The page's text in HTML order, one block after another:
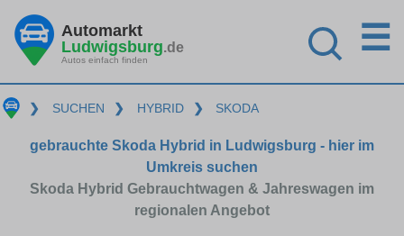
Automarkt
Ludwigsburg.de
Autos einfach finden
☰
❯ SUCHEN ❯ HYBRID ❯ SKODA
gebrauchte Skoda Hybrid in Ludwigsburg - hier im
Umkreis suchen
Skoda Hybrid Gebrauchtwagen & Jahreswagen im
regionalen Angebot